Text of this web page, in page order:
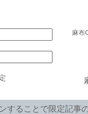
麻布
することで限定記事